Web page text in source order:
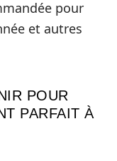
pour
et autres
POUR
PARFAIT À